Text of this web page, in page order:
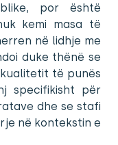
por është
kemi masa të
në lidhje me
duke thënë se
të punës
specifikisht për
dhe se stafi
në kontekstin e